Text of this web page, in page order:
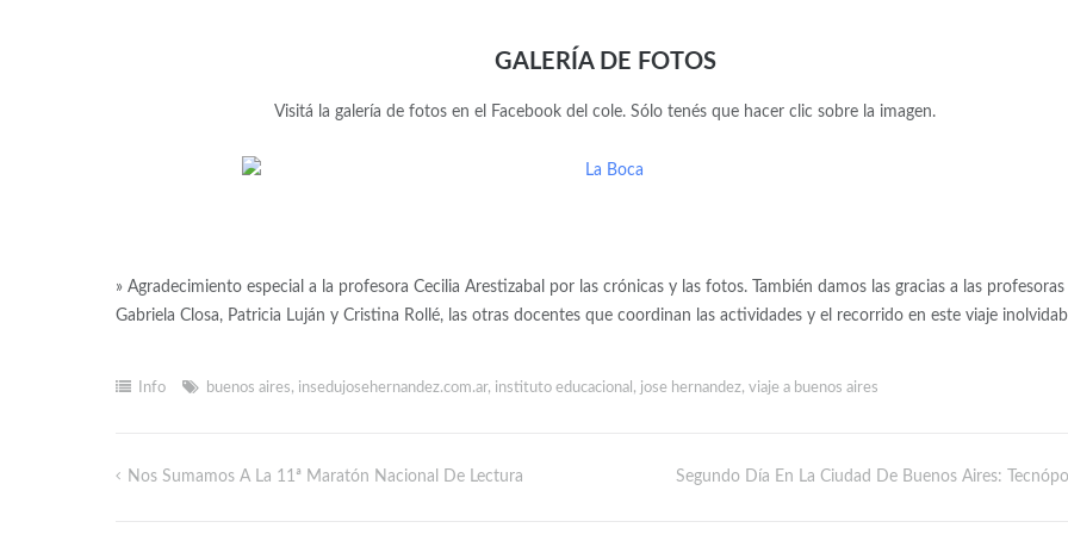
GALERÍA DE FOTOS
Visitá la galería de fotos en el Facebook del cole. Sólo tenés que hacer clic sobre la imagen.
» Agradecimiento especial a la profesora Cecilia Arestizabal por las crónicas y las fotos. También damos las gracias a las profesoras
Gabriela Closa, Patricia Luján y Cristina Rollé, las otras docentes que coordinan las actividades y el recorrido en este viaje
Info buenos aires, insedujosehernandez.com.ar, instituto educacional , jose hernandez, viaje a buenos aires
Nos Sumamos A La 11ª Maratón Nacional De Lectura Segundo Día En La Ciudad De Buenos Aires: